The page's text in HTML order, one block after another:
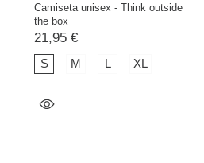
Camiseta unisex - Think outside
the box
21,95 €
S M L XL